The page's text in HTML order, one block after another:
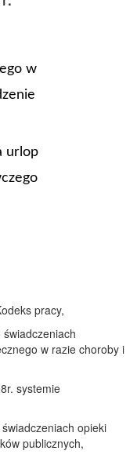
w
urlop
pracy,
w razie choroby i
systemie
opieki
publicznych,